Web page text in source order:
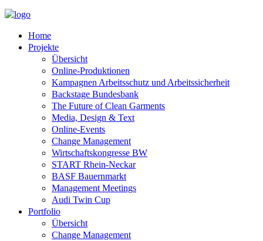
Home
Projekte
Übersicht
Online-Produktionen
Kampagnen Arbeitsschutz und Arbeitssicherheit
Backstage Bundesbank
The Future of Clean Garments
Media, Design & Text
Online-Events
Change Management
Wirtschaftskongresse BW
START Rhein-Neckar
BASF Bauernmarkt
Management Meetings
Audi Twin Cup
Portfolio
Übersicht
Change Management